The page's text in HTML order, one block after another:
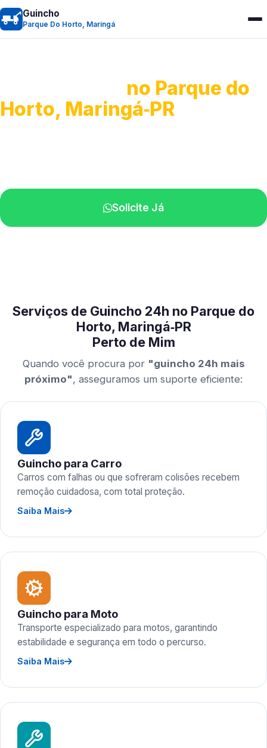
Guincho
Parque Do Horto, Maringá
no Parque do
Horto, Maringá‑PR
Solicite Já
Serviços de Guincho 24h no Parque do
Horto, Maringá‑PR
Perto de Mim
Quando você procura por "guincho 24h mais
próximo", asseguramos um suporte eficiente:
Guincho para Carro
Carros com falhas ou que sofreram colisões recebem
remoção cuidadosa, com total proteção.
Saiba Mais
Guincho para Moto
Transporte especializado para motos, garantindo
estabilidade e segurança em todo o percurso.
Saiba Mais